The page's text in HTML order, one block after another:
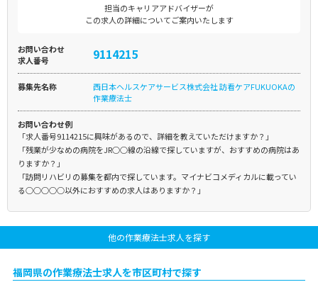
担当のキャリアアドバイザーが
この求人の詳細についてご案内いたします
お問い合わせ
求人番号
9114215
募集先名称
西日本ヘルスケアサービス株式会社 訪看ケアFUKUOKAの
作業療法士
お問い合わせ例
「求人番号9114215に興味があるので、詳細を教えていただけますか？」
「残業が少なめの病院をJR○○線の沿線で探していますが、おすすめの病院はあ
りますか？」
「訪問リハビリの募集を都内で探しています。マイナビコメディカルに載ってい
る○○○○○以外におすすめの求人はありますか？」
他の作業療法士求人を探す
福岡県の作業療法士求人を市区町村で探す